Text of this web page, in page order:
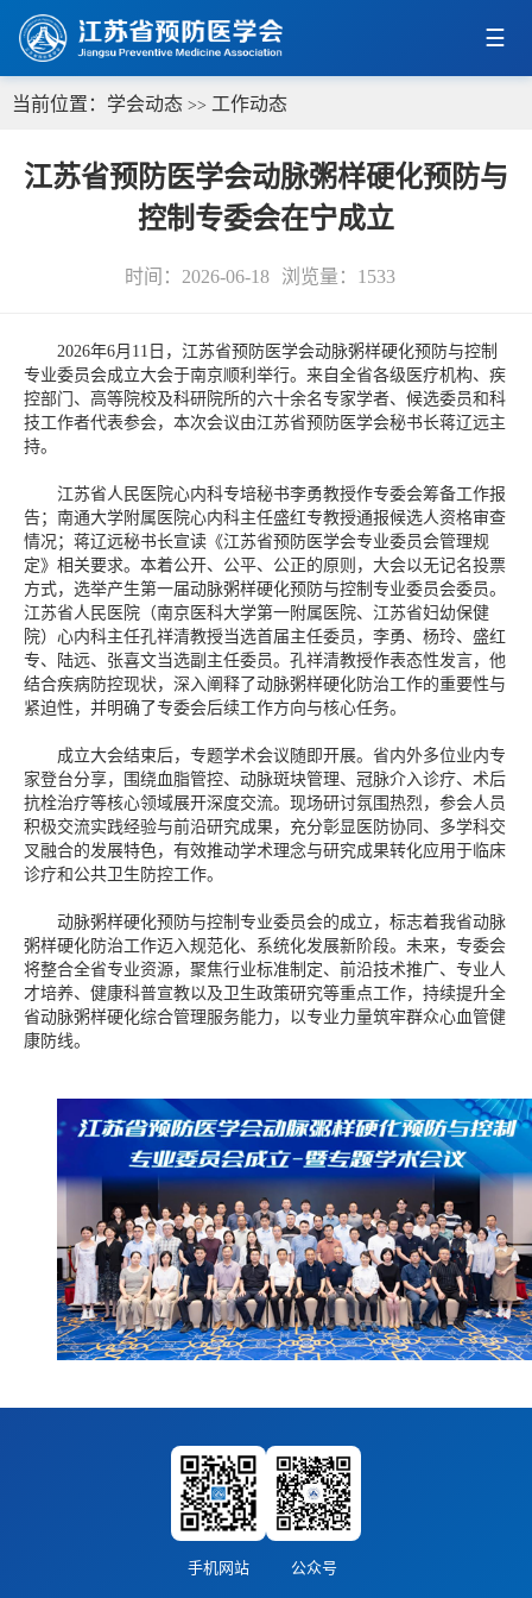
当前位置： 学会动态 >> 工作动态
江苏省预防医学会动脉粥样硬化预防与
控制专委会在宁成立
时间：2026-06-18 浏览量： 1533
2026年6月11日，江苏省预防医学会动脉粥样硬化预防与控制
专业委员会成立大会于南京顺利举行。来自全省各级医疗机构、疾
控部门、高等院校及科研院所的六十余名专家学者、候选委员和科
技工作者代表参会，本次会议由江苏省预防医学会秘书长蒋辽远主
持。
江苏省人民医院心内科专培秘书李勇教授作专委会筹备工作报
告；南通大学附属医院心内科主任盛红专教授通报候选人资格审查
情况；蒋辽远秘书长宣读《江苏省预防医学会专业委员会管理规
定》相关要求。本着公开、公平、公正的原则，大会以无记名投票
方式，选举产生第一届动脉粥样硬化预防与控制专业委员会委员。
江苏省人民医院（南京医科大学第一附属医院、江苏省妇幼保健
院）心内科主任孔祥清教授当选首届主任委员，李勇、杨玲、盛红
专、陆远、张喜文当选副主任委员。孔祥清教授作表态性发言，他
结合疾病防控现状，深入阐释了动脉粥样硬化防治工作的重要性与
紧迫性，并明确了专委会后续工作方向与核心任务。
成立大会结束后，专题学术会议随即开展。省内外多位业内专
家登台分享，围绕血脂管控、动脉斑块管理、冠脉介入诊疗、术后
抗栓治疗等核心领域展开深度交流。现场研讨氛围热烈，参会人员
积极交流实践经验与前沿研究成果，充分彰显医防协同、多学科交
叉融合的发展特色，有效推动学术理念与研究成果转化应用于临床
诊疗和公共卫生防控工作。
动脉粥样硬化预防与控制专业委员会的成立，标志着我省动脉
粥样硬化防治工作迈入规范化、系统化发展新阶段。未来，专委会
将整合全省专业资源，聚焦行业标准制定、前沿技术推广、专业人
才培养、健康科普宣教以及卫生政策研究等重点工作，持续提升全
省动脉粥样硬化综合管理服务能力，以专业力量筑牢群众心血管健
康防线。
手机网站 公众号